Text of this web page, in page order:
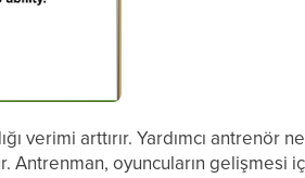
verimi arttırır. Yardımcı antrenör
Antrenman, oyuncuların gelişmesi